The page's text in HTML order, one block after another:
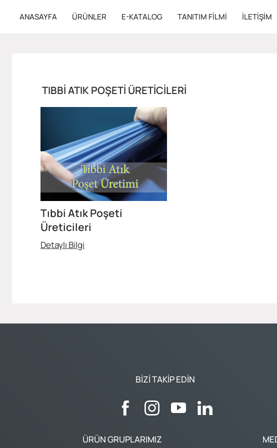
ANASAYFA ÜRÜNLER E-KATALOG TANITIM FILMI İLETIŞIM
TIBBI ATIK POŞETI ÜRETICILERI
Tıbbi Atık Poşeti
Üreticileri
Detaylı Bilgi
BIZI TAKIP EDIN
ÜRÜN GRUPLARIMIZ